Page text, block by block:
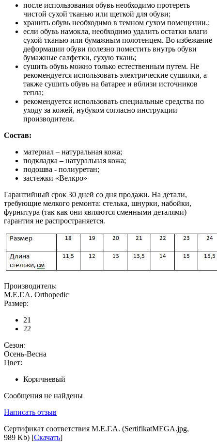
после использования обувь необходимо протереть
чистой сухой тканью или щеткой для обуви;
хранить обувь необходимо в темном сухом помещении.;
если обувь намокла, необходимо удалить остатки влаги
сухой тканью или бумажным полотенцем. Во избежание
деформации обуви полезно поместить внутрь обуви
бумажные салфетки, сухую ткань;
сушить обувь можно только естественным путем. Не
рекомендуется использовать электрические сушилки, а
также сушить обувь на батарее и вблизи источников
тепла;
рекомендуется использовать специальные средства по
уходу за кожей, нубуком согласно инструкции
производителя.
Состав:
материал – натуральная кожа;
подкладка – натуральная кожа;
подошва - полиуретан;
застежки «Велкро»
Гарантийный срок 30 дней со дня продажи. На детали,
требующие мелкого ремонта: стелька, шнурки, набойки,
фурнитура (так как они являются сменными деталями)
гарантия не распространяется.
Производитель:
М.Е.Г.А. Orthopedic
Размер:
21
22
Сезон:
Осень-Весна
Цвет:
Коричневый
Сообщения не найдены
Написать отзыв
Сертификат соответствия М.Е.Г.А. (SertifikatMEGA.jpg,
989 Kb) [Скачать]